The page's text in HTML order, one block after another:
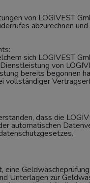
von LOGIVEST
abzurechnen
sich LOGIVEST
von
bereits begonnen
dass die
automatischen
Unterlagen zur